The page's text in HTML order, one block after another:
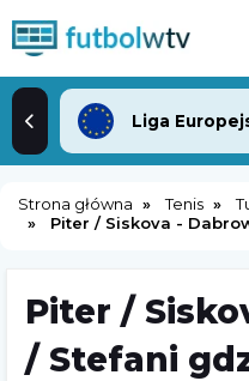
Liga
Strona główna Tenis
Piter / Siskova -
Piter /
/ Stefani